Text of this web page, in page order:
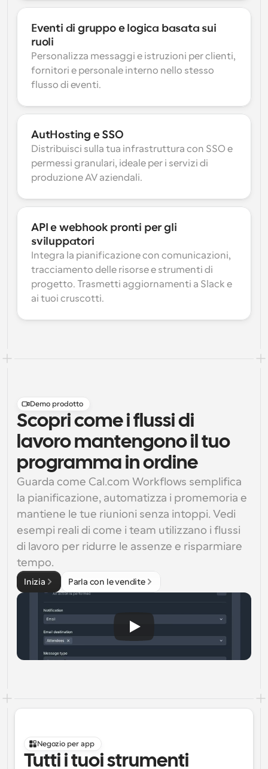
Eventi di gruppo e logica basata sui
ruoli
Personalizza messaggi e istruzioni per clienti,
fornitori e personale interno nello stesso
flusso di eventi.
AutHosting e SSO
Distribuisci sulla tua infrastruttura con SSO e
permessi granulari, ideale per i servizi di
produzione AV aziendali.
API e webhook pronti per gli
sviluppatori
Integra la pianificazione con comunicazioni,
tracciamento delle risorse e strumenti di
progetto. Trasmetti aggiornamenti a Slack e
ai tuoi cruscotti.
Demo prodotto
Scopri come i flussi di
lavoro mantengono il tuo
programma in ordine
Guarda come Cal.com Workflows semplifica
la pianificazione, automatizza i promemoria e
mantiene le tue riunioni senza intoppi. Vedi
esempi reali di come i team utilizzano i flussi
di lavoro per ridurre le assenze e risparmiare
tempo.
Inizia Parla con le vendite
Negozio per app
Tutti i tuoi strumenti